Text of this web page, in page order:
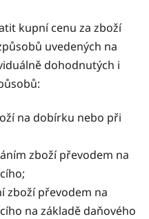
kupní cenu za zboží
uvedených na
dohodnutých i
na dobírku nebo při
zboží převodem na
zboží převodem na
na základě daňového